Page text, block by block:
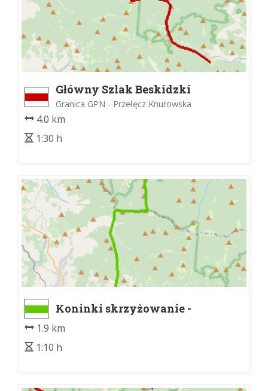
Główny Szlak Beskidzki
Granica GPN - Przełęcz Knurowska
4.0 km
1:30 h
Koninki skrzyżowanie -
Jaworzyna Porębska - granica
GPN
1.9 km
1:10 h